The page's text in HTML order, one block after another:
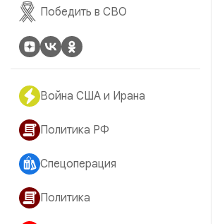
Победить в СВО
Война США и Ирана
Политика РФ
Спецоперация
Политика